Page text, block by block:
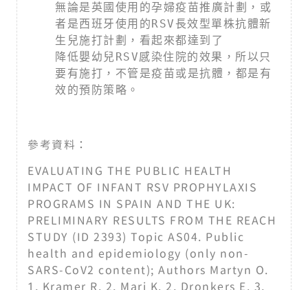
無論是英國使用的孕婦疫苗推廣計劃，或
者是西班牙使用的RSV長效型單株抗體新
生兒施打計劃，看起來都達到了
降低嬰幼兒RSV感染住院的效果，所以只
要有施打，不管是疫苗或是抗體，都是有
效的預防策略。
參考資料：
EVALUATING THE PUBLIC HEALTH
IMPACT OF INFANT RSV PROPHYLAXIS
PROGRAMS IN SPAIN AND THE UK:
PRELIMINARY RESULTS FROM THE REACH
STUDY (ID 2393) Topic AS04. Public
health and epidemiology (only non-
SARS-CoV2 content); Authors Martyn O.
1, Kramer R. 2, Mari K. 2, Dronkers E. 3,